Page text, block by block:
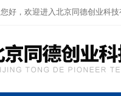
您好，欢迎进入北京同德创业科技